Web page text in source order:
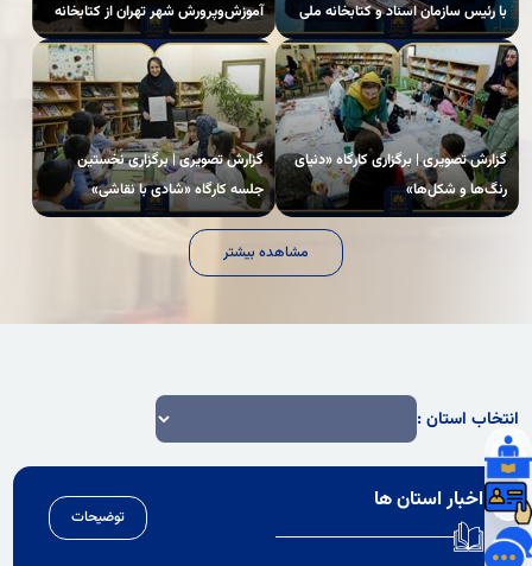
با رئیس سازمان اسناد و کتابخانه ملی
ایران
آموزش‌وپرورش شهر تهران از کتابخانه
ملی
گزارش تصویری | برگزاری کارگاه «دنیای
رنگ‌ها و شکل‌ها»
گزارش تصویری | برگزاری نخستین
جلسه کارگاه «شادی با نقاشی»
مشاهده بیشتر
اخبار استان ها
توضیحات
انتخاب استان :